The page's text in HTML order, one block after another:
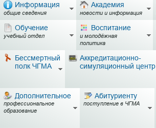
Информация
общие сведения
Академия
новости и информация
Обучение
учебный отдел
Воспитание
и молодёжная
политика
Бессмертный
полк ЧГМА
Аккредитационно-
симуляционный центр
Дополнительное
профессиональное
образование
Абитуриенту
поступление в ЧГМА